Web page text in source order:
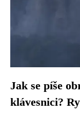
Jak se píše
klávesnici?